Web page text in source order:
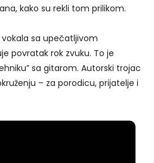
kako su rekli tom prilikom.
sa upečatljivom
povratak rok zvuku. To je
sa gitarom. Autorski trojac
– za porodicu, prijatelje i